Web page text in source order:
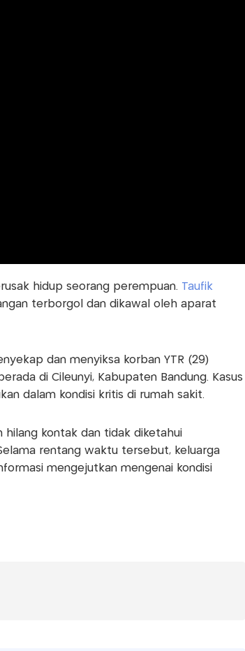
hidup seorang perempuan. Taufik
terborgol dan dikawal oleh aparat
dan menyiksa korban YTR (29)
di Cileunyi, Kabupaten Bandung. Kasus
dalam kondisi kritis di rumah sakit.
hilang kontak dan tidak diketahui
rentang waktu tersebut, keluarga
mengejutkan mengenai kondisi